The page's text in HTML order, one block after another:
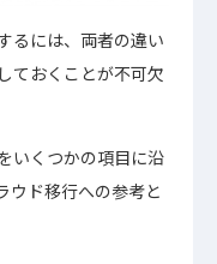
るには、両者の違い
ておくことが不可欠
いくつかの項目に沿
ウド移行への参考と